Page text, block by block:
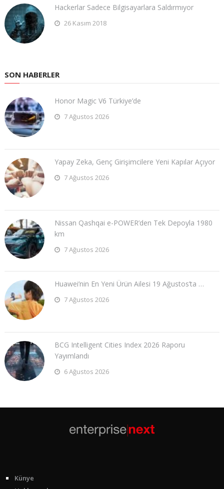
Hackerlar Sadece Bilgisayarlara Saldırmıyor
26 Kasım 2018
SON HABERLER
Honor Magic V6 Türkiye’de
7 Ağustos 2026
Yapay Zeka, Genç Girişimcilere Yeni Kapılar Açıyor
7 Ağustos 2026
Nissan Qashqai e-POWER’den Tek Depoyla 1980
km
7 Ağustos 2026
Huawei’nin En Yeni Ürün Ailesi 19 Ağustos’ta …
7 Ağustos 2026
BCG Intelligent Cities Index 2026 Raporu
Yayımlandı
6 Ağustos 2026
Künye